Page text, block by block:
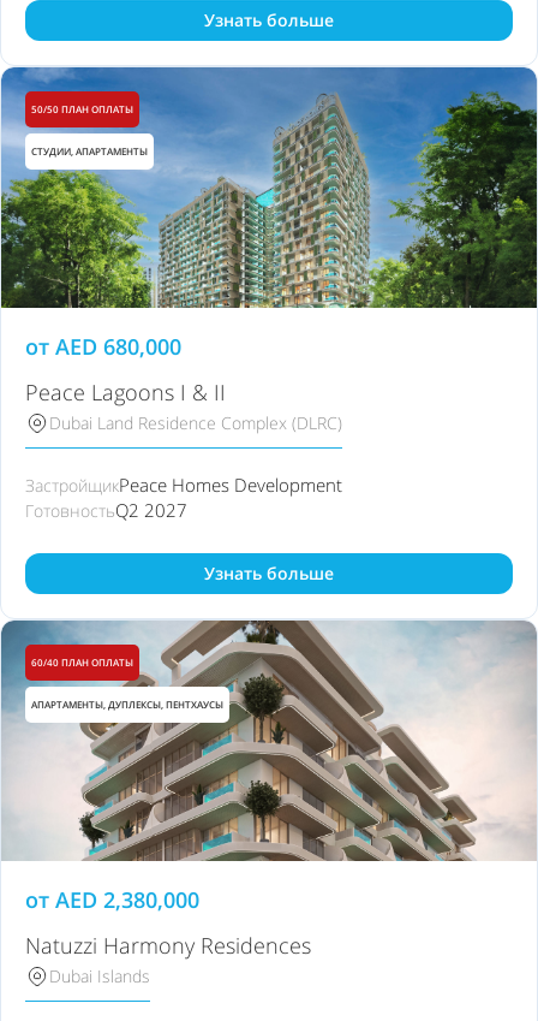
Узнать больше
50/50 ПЛАН ОПЛАТЫ
СТУДИИ, АПАРТАМЕНТЫ
от AED 680,000
Peace Lagoons I & II
Dubai Land Residence Complex (DLRC)
ЗастройщикPeace Homes Development
ГотовностьQ2 2027
Узнать больше
60/40 ПЛАН ОПЛАТЫ
АПАРТАМЕНТЫ, ДУПЛЕКСЫ, ПЕНТХАУСЫ
от AED 2,380,000
Natuzzi Harmony Residences
Dubai Islands